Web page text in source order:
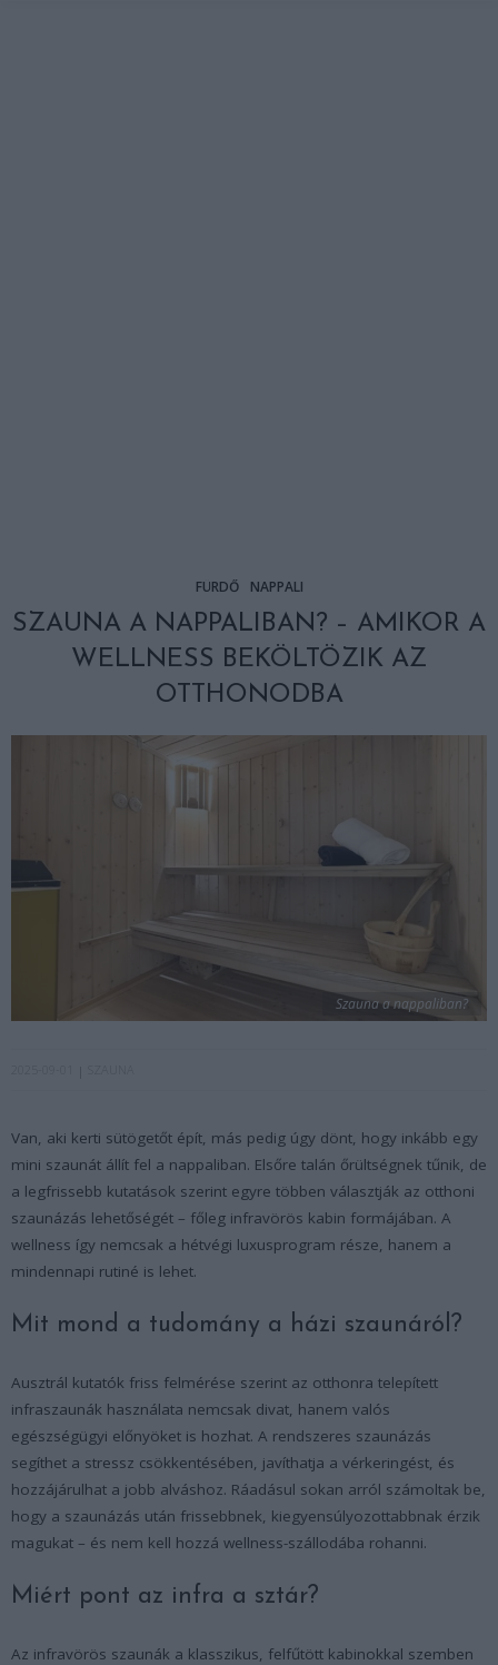
FÜRDŐ NAPPALI
SZAUNA A NAPPALIBAN? – AMIKOR A
WELLNESS BEKÖLTÖZIK AZ
OTTHONODBA
Szauna a nappaliban?
Van, aki kerti sütögetőt épít, más pedig úgy dönt, hogy inkább egy
mini szaunát állít fel a nappaliban. Elsőre talán őrültségnek tűnik, de
a legfrissebb kutatások szerint egyre többen választják az otthoni
szaunázás lehetőségét – főleg infravörös kabin formájában. A
wellness így nemcsak a hétvégi luxusprogram része, hanem a
mindennapi rutiné is lehet.
Mit mond a tudomány a házi szaunáról?
Ausztrál kutatók friss felmérése szerint az otthonra telepített
infraszaunák használata nemcsak divat, hanem valós
egészségügyi előnyöket is hozhat. A rendszeres szaunázás
segíthet a stressz csökkentésében, javíthatja a vérkeringést, és
hozzájárulhat a jobb alváshoz. Ráadásul sokan arról számoltak be,
hogy a szaunázás után frissebbnek, kiegyensúlyozottabbnak érzik
magukat – és nem kell hozzá wellness-szállodába rohanni.
Miért pont az infra a sztár?
Az infravörös szaunák a klasszikus, felfűtött kabinokkal szemben